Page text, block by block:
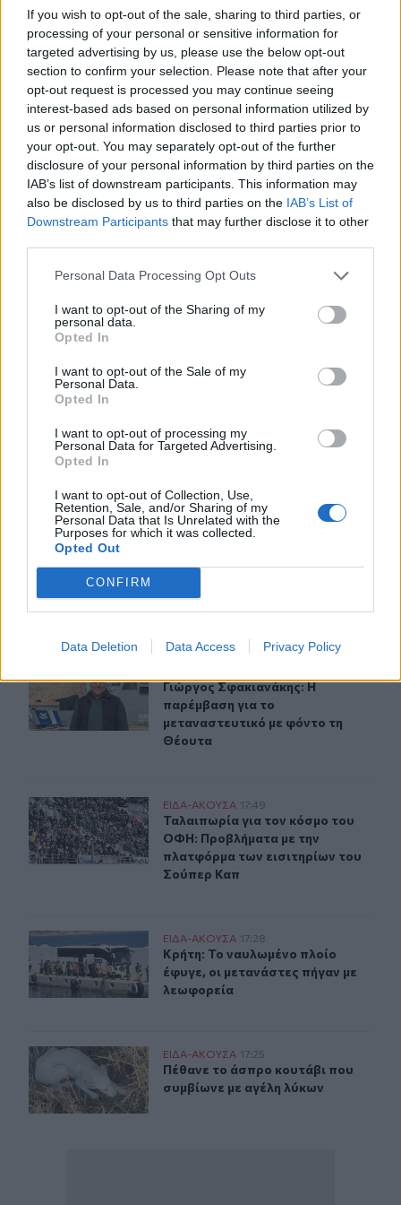
If you wish to opt-out of the sale, sharing to third parties, or
processing of your personal or sensitive information for
targeted advertising by us, please use the below opt-out
section to confirm your selection. Please note that after your
opt-out request is processed you may continue seeing
interest-based ads based on personal information utilized by
us or personal information disclosed to third parties prior to
your opt-out. You may separately opt-out of the further
disclosure of your personal information by third parties on the
IAB’s list of downstream participants. This information may
also be disclosed by us to third parties on the IAB’s List of
Downstream Participants that may further disclose it to other
Personal Data Processing Opt Outs
I want to opt-out of the Sharing of my
personal data.
Opted In
I want to opt-out of the Sale of my
Personal Data.
Opted In
I want to opt-out of processing my
Personal Data for Targeted Advertising.
Opted In
I want to opt-out of Collection, Use,
Retention, Sale, and/or Sharing of my
Personal Data that Is Unrelated with the
Purposes for which it was collected.
Opted Out
CONFIRM
Data Deletion Data Access Privacy Policy
22:03
Τραγωδία στην Πάρο: Για ανθρωποκτονία από αμέλεια
κατηγορούνται οι γονείς του 4χρονου και ο ιδιοκτήτης
του beach bar
Νέα διοίκηση για το Κέντρο Κρητικής Λογοτεχνίας
21:51
Στα ύψη το Σάββατο (08/08) ο υδράργυρος: Σε ποια
περιοχή το θερμόμετρο έδειξε 39,5 (πίνακας)
ΠΕΡΙΣΣΟΤΕΡΑ
ΣΧΕΤΙΚA AΡΘΡΑ
ΕΛ.ΑΣ Κρήτη: Ποιοι αξιωματικοί προήχθησαν - Όλα τα
ΕΙΔΑ-ΑΚΟΥΣΑ 18:09
ΕΛ.ΑΣ Κρήτη: Ποιοι αξιωματικοί
ΕΛ.ΑΣ Κρήτη: Ποιοι αξιωματικοί
Προσοχή! Ο ΕΦΚΑ… δαγκώνει τους ανυποψίαστους
Προσοχή! Ο ΕΦΚΑ… δαγκώνει τους
Προσοχή! Ο ΕΦΚΑ… δαγκώνει
Γιώργος Σφακιανάκης: Η
Γιώργος Σφακιανάκης: Η
παρέμβαση για το
μεταναστευτικό με φόντο τη
Θέουτα
Ταλαιπωρία για τον κόσμο του ΟΦΗ: Προβλήματα με
ΕΙΔΑ-ΑΚΟΥΣΑ 17:49
Ταλαιπωρία για τον κόσμο του
Ταλαιπωρία για τον κόσμο του
ΟΦΗ: Προβλήματα με την
πλατφόρμα των εισιτηρίων του
Σούπερ Καπ
Κρήτη: Το ναυλωμένο πλοίο έφυγε, οι μετανάστες
ΕΙΔΑ-ΑΚΟΥΣΑ 17:28
Κρήτη: Το ναυλωμένο πλοίο έφυγε,
Κρήτη: Το ναυλωμένο πλοίο
έφυγε, οι μετανάστες πήγαν με
λεωφορεία
Πέθανε το άσπρο κουτάβι που συμβίωνε με αγέλη λύκων
ΕΙΔΑ-ΑΚΟΥΣΑ 17:25
Πέθανε το άσπρο κουτάβι που
Πέθανε το άσπρο κουτάβι που
συμβίωνε με αγέλη λύκων